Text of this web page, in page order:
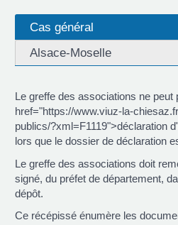
Cas général
Alsace-Moselle
Le greffe des associations ne peut
href="https://www.viuz-la-
publics/?xml=F1119">déclaration
lors que le dossier de déclaration
Le greffe des associations doit
signé, du préfet de département,
dépôt.
Ce récépissé énumère les